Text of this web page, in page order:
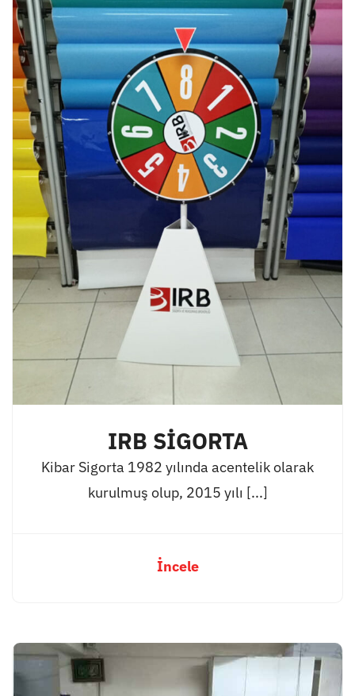
IRB SİGORTA
Kibar Sigorta 1982 yılında acentelik olarak
kurulmuş olup, 2015 yılı [...]
İncele